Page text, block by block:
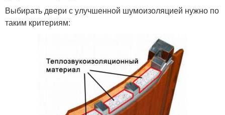
Выбирать двери с улучшенной шумоизоляцией нужно по
таким критериям: